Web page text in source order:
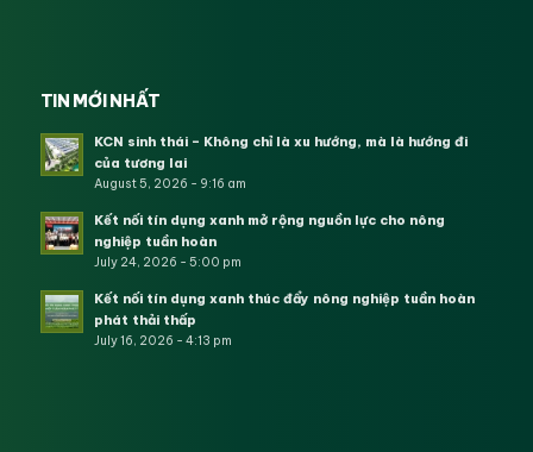
TIN MỚI NHẤT
KCN sinh thái – Không chỉ là xu hướng, mà là hướng đi
của tương lai
August 5, 2026 - 9:16 am
Kết nối tín dụng xanh mở rộng nguồn lực cho nông
nghiệp tuần hoàn
July 24, 2026 - 5:00 pm
Kết nối tín dụng xanh thúc đẩy nông nghiệp tuần hoàn
phát thải thấp
July 16, 2026 - 4:13 pm